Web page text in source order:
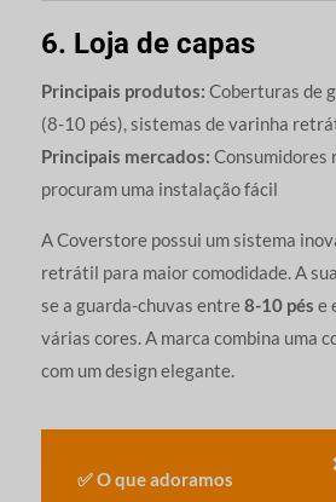
6. Loja de capas
Principais produtos: Coberturas de
(8-10 pés), sistemas de varinha
Principais mercados: Consumidores
procuram uma instalação fácil
A Coverstore possui um sistema
retrátil para maior comodidade. A
se a guarda-chuvas entre8-10 pés e
várias cores. A marca combina uma
com um design elegante.
✅ O que adoramos